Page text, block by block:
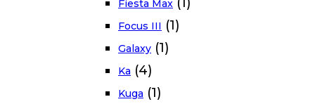
Fiesta Max
Focus III (1)
Galaxy (1)
Ka (4)
Kuga (1)